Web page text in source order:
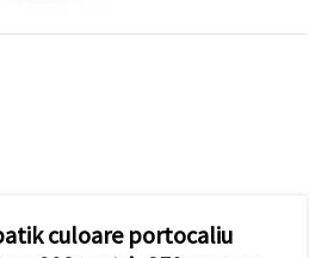
culoare portocaliu